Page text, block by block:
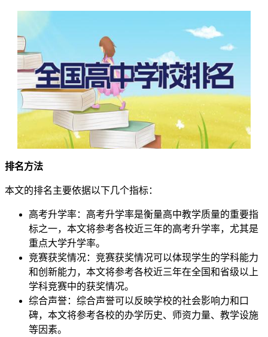
排名方法
本文的排名主要依据以下几个指标：
高考升学率：高考升学率是衡量高中教学质量的重要指
标之一，本文将参考各校近三年的高考升学率，尤其是
重点大学升学率。
竞赛获奖情况：竞赛获奖情况可以体现学生的学科能力
和创新能力，本文将参考各校近三年在全国和省级以上
学科竞赛中的获奖情况。
综合声誉：综合声誉可以反映学校的社会影响力和口
碑，本文将参考各校的办学历史、师资力量、教学设施
等因素。